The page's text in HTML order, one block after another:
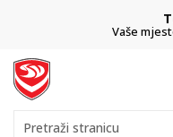
besplatno
Pretraži stranicu